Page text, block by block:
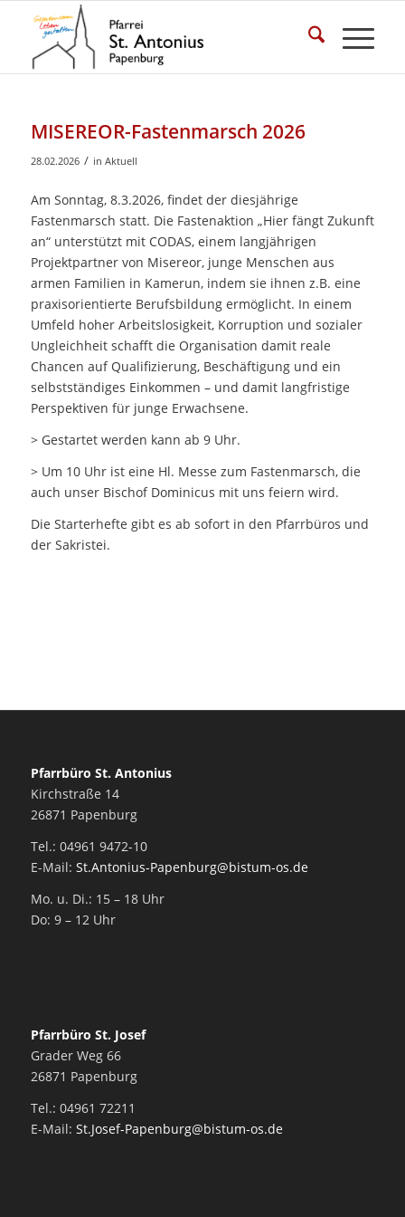
MISEREOR-Fastenmarsch 2026
28.02.2026 / in Aktuell
Am Sonntag, 8.3.2026, findet der diesjährige
Fastenmarsch statt. Die Fastenaktion „Hier fängt Zukunft
an“ unterstützt mit CODAS, einem langjährigen
Projektpartner von Misereor, junge Menschen aus
armen Familien in Kamerun, indem sie ihnen z.B. eine
praxisorientierte Berufsbildung ermöglicht. In einem
Umfeld hoher Arbeitslosigkeit, Korruption und sozialer
Ungleichheit schafft die Organisation damit reale
Chancen auf Qualifizierung, Beschäftigung und ein
selbstständiges Einkommen – und damit langfristige
Perspektiven für junge Erwachsene.
> Gestartet werden kann ab 9 Uhr.
> Um 10 Uhr ist eine Hl. Messe zum Fastenmarsch, die
auch unser Bischof Dominicus mit uns feiern wird.
Die Starterhefte gibt es ab sofort in den Pfarrbüros und
der Sakristei.
Pfarrbüro St. Antonius
Kirchstraße 14
26871 Papenburg
Tel.: 04961 9472-10
E-Mail: St.Antonius-Papenburg@bistum-os.de
Mo. u. Di.: 15 – 18 Uhr
Do: 9 – 12 Uhr
Pfarrbüro St. Josef
Grader Weg 66
26871 Papenburg
Tel.: 04961 72211
E-Mail: St.Josef-Papenburg@bistum-os.de